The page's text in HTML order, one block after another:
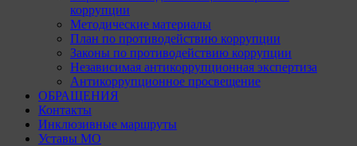
коррупции
Методические материалы
План по противодействию коррупции
Законы по противодействию коррупции
Независимая антикоррупционная экспертиза
Антикоррупционное просвещение
ОБРАЩЕНИЯ
Контакты
Инклюзивные маршруты
Уставы МО